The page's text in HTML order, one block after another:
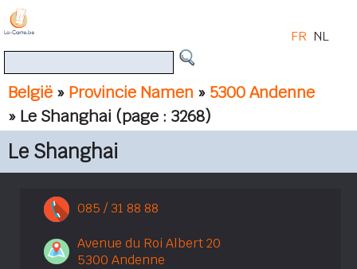
België » Provincie Namen » 5300 Andenne
» Le Shanghai (page : 3268)
FR NL
Le Shanghai
085 / 31 88 88
Avenue du Roi Albert 20
5300 Andenne